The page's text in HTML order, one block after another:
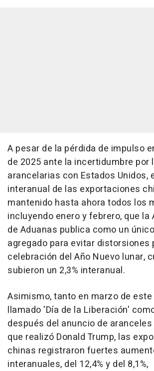
A pesar de la pérdida de impulso
de 2025 ante la incertidumbre por
arancelarias con Estados Unidos,
interanual de las exportaciones
mantenido hasta ahora todos los
incluyendo enero y febrero, que
de Aduanas publica como un
agregado para evitar distorsiones
celebración del Año Nuevo lunar,
subieron un 2,3% interanual.
Asimismo, tanto en marzo de
llamado 'Día de la Liberación'
después del anuncio de
que realizó Donald Trump, las
chinas registraron fuertes
interanuales, del 12,4% y del 8,1%,